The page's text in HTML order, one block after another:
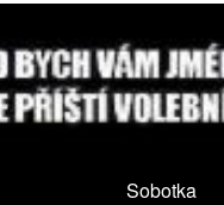
Sobotka